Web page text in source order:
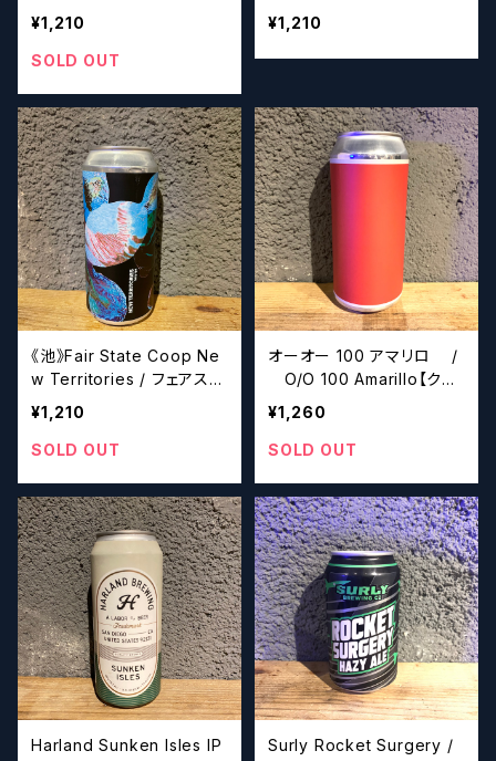
ー ファルコン【クラフトビー
ルシザーズ】
¥1,210
SOLD OUT
テイト ザ ラグジュアリー オ
ブ リストレイント【クラフトビ
ールシザーズ】
¥1,210
《池》Fair State Coop Ne
w Territories / フェアステ
イト ニュー テリトリーズ【ク
ラフトビールシザーズ】
¥1,210
SOLD OUT
オーオー 100 アマリロ /
O/O 100 Amarillo【クラ
フトビールシザーズ】
¥1,260
SOLD OUT
Harland Sunken Isles IP
Surly Rocket Surgery /